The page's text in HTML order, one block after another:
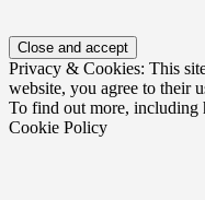
Privacy & Cookies: This
website, you agree to their
To find out more, including
Cookie Policy